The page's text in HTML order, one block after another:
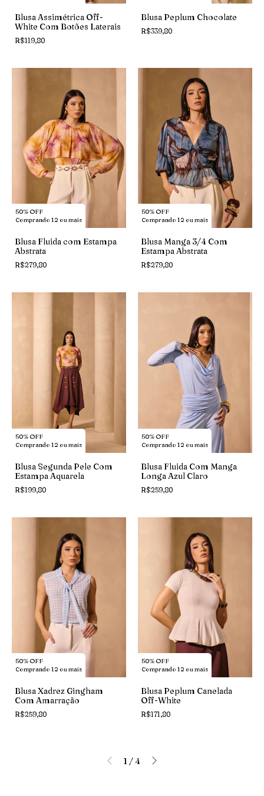
Blusa Assimétrica Off-
White Com Botões Laterais
R$119,80
Blusa Peplum Chocolate
R$339,80
50% OFF
Comprando 12 ou mais
Blusa Fluida com Estampa
Abstrata
R$279,80
50% OFF
Comprando 12 ou mais
Blusa Manga 3/4 Com
Estampa Abstrata
R$279,80
50% OFF
Comprando 12 ou mais
Blusa Segunda Pele Com
Estampa Aquarela
R$199,80
50% OFF
Comprando 12 ou mais
Blusa Fluida Com Manga
Longa Azul Claro
R$259,80
50% OFF
Comprando 12 ou mais
Blusa Xadrez Gingham
Com Amarração
R$259,80
50% OFF
Comprando 12 ou mais
Blusa Peplum Canelada
Off-White
R$171,80
1 /4